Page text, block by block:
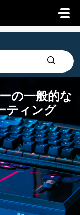
の一般的な
ティング